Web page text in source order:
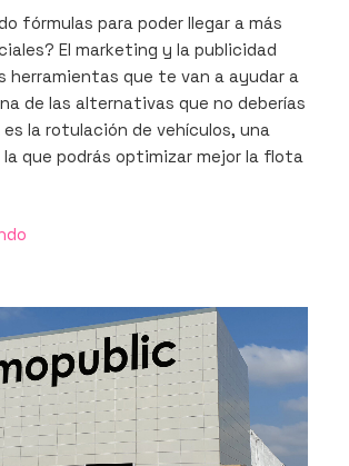
fórmulas para poder llegar a más
El marketing y la publicidad
herramientas que te van a ayudar a
de las alternativas que no deberías
la rotulación de vehículos, una
que podrás optimizar mejor la flota
con
mucho
estilo»